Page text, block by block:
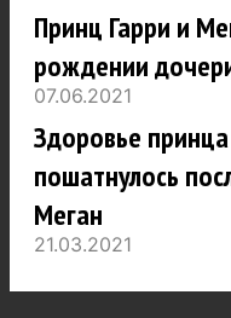
Принц Гарри и
рождении
07.06.2021
Здоровье
пошатнулось
Меган
21.03.2021